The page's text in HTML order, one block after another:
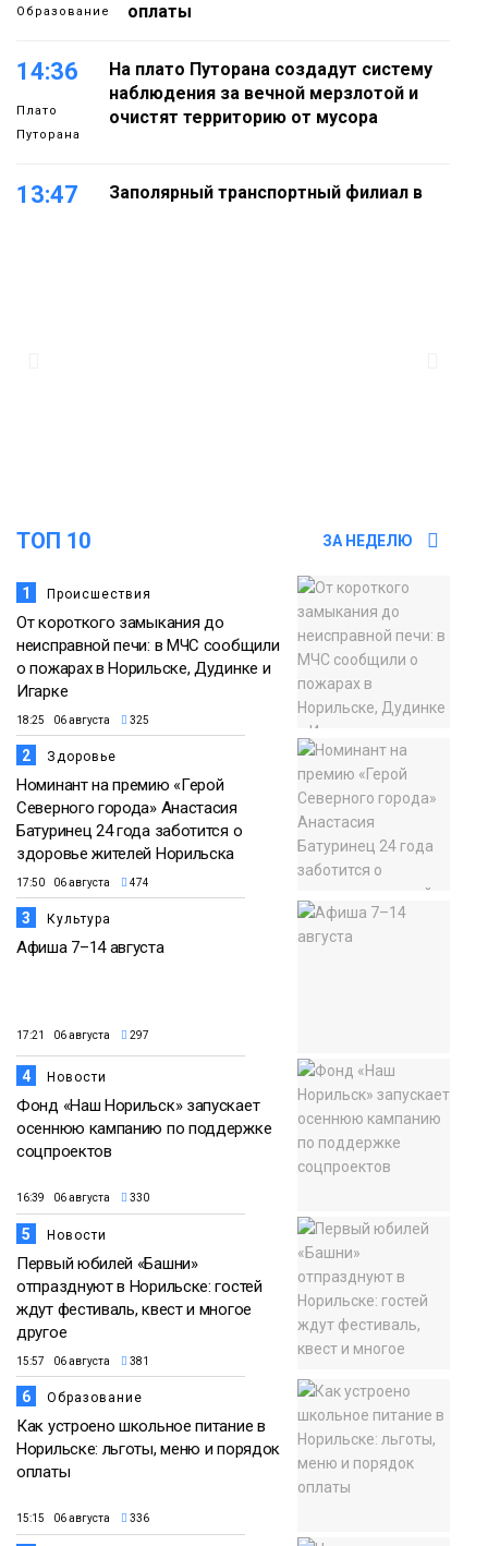
Образование
оплаты
14:36
Плато
Путорана
На плато Путорана создадут систему
наблюдения за вечной мерзлотой и
очистят территорию от мусора
13:47
Заполярный транспортный филиал в
ТОП 10 ЗА НЕДЕЛЮ
1 Происшествия
От короткого замыкания до
неисправной печи: в МЧС сообщили
о пожарах в Норильске, Дудинке и
Игарке
18:25 06 августа 325
2 Здоровье
Номинант на премию «Герой
Северного города» Анастасия
Батуринец 24 года заботится о
здоровье жителей Норильска
17:50 06 августа 474
3 Культура
Афиша 7–14 августа
17:21 06 августа 297
4 Новости
Фонд «Наш Норильск» запускает
осеннюю кампанию по поддержке
соцпроектов
16:39 06 августа 330
5 Новости
Первый юбилей «Башни»
отпразднуют в Норильске: гостей
ждут фестиваль, квест и многое
другое
15:57 06 августа 381
6 Образование
Как устроено школьное питание в
Норильске: льготы, меню и порядок
оплаты
15:15 06 августа 336